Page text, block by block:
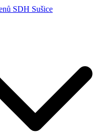
SDH Sušice